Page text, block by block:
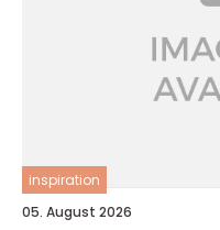
inspiration
05. August 2026